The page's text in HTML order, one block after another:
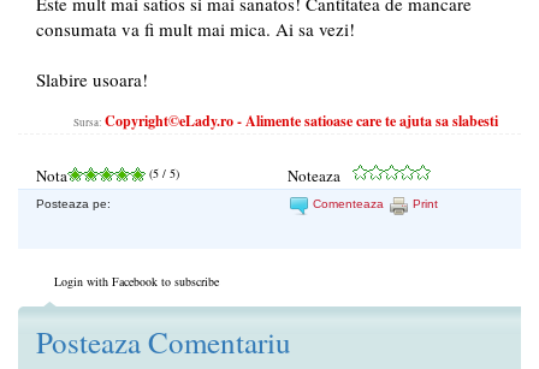
consumata va fi mult mai mica. Ai sa vezi!
Slabire usoara!
Sursa: Copyright©eLady.ro - Alimente satioase care te ajuta sa slabesti
Nota (5 / 5) Noteaza
Posteaza pe: Comenteaza Print
Login with Facebook to subscribe
Posteaza Comentariu